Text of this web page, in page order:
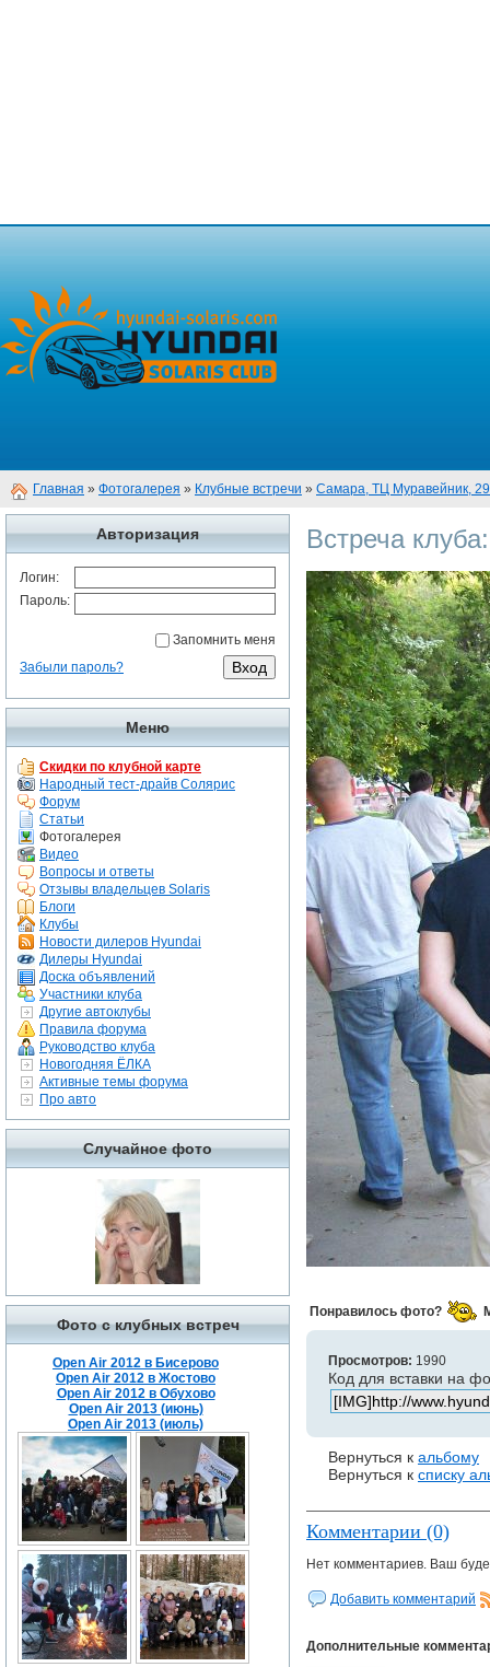
Главная » Фотогалерея » Клубные встречи » Самара, ТЦ Муравейник,
Авторизация
Логин:
Пароль:
Запомнить меня
Забыли пароль?
Меню
Скидки по клубной карте
Народный тест-драйв Солярис
Форум
Статьи
Фотогалерея
Видео
Вопросы и ответы
Отзывы владельцев Solaris
Блоги
Клубы
Новости дилеров Hyundai
Дилеры Hyundai
Доска объявлений
Участники клуба
Другие автоклубы
Правила форума
Руководство клуба
Новогодняя ЁЛКА
Активные темы форума
Про авто
Случайное фото
Фото с клубных встреч
Open Air 2012 в Бисерово
Open Air 2012 в Жостово
Open Air 2012 в Обухово
Open Air 2013 (июнь)
Open Air 2013 (июль)
Встреча
Понравилось фото?
Просмотров: 1990
Код для вставки на
Вернуться к альбому
Вернуться к списку
Комментарии (0)
Нет комментариев. Ваш
Добавить комментарий
Дополнительные